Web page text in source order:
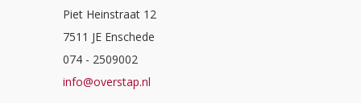
Piet Heinstraat 12
7511 JE Enschede
074 - 2509002
info@overstap.nl